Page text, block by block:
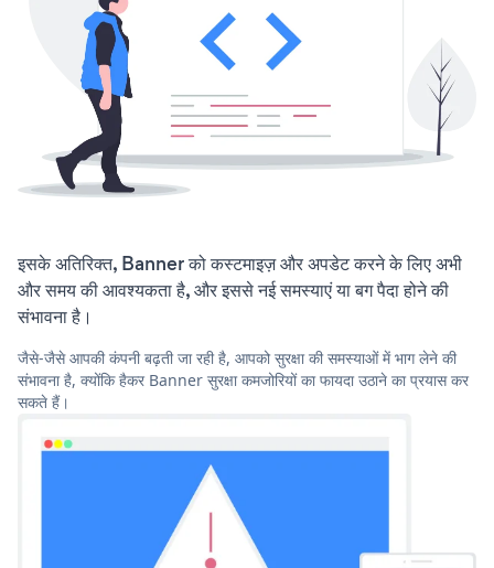
इसके अतिरिक्त, Banner को कस्टमाइज़ और अपडेट करने के लिए अभी
और समय की आवश्यकता है, और इससे नई समस्याएं या बग पैदा होने की
संभावना है।
जैसे-जैसे आपकी कंपनी बढ़ती जा रही है, आपको सुरक्षा की समस्याओं में भाग लेने की
संभावना है, क्योंकि हैकर Banner सुरक्षा कमजोरियों का फायदा उठाने का प्रयास कर
सकते हैं।